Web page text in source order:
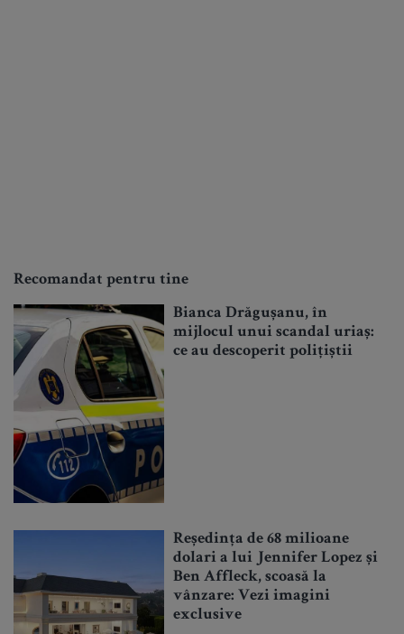
Recomandat pentru tine
Bianca Drăgușanu, în
mijlocul unui scandal uriaș:
ce au descoperit polițiștii
Reședința de 68 milioane
dolari a lui Jennifer Lopez și
Ben Affleck, scoasă la
vânzare: Vezi imagini
exclusive